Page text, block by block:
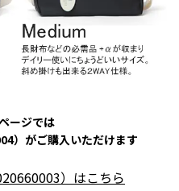
ージでは
）がご購入いただけます
）はこちら